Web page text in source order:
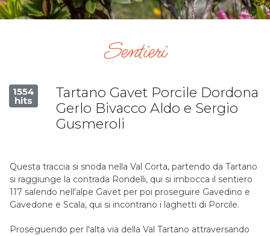
Sentieri
1554
hits
Tartano Gavet Porcile Dordona
Gerlo Bivacco Aldo e Sergio
Gusmeroli
Questa traccia si snoda nella Val Corta, partendo da Tartano
si raggiunge la contrada Rondelli, qui si imbocca il sentiero
117 salendo nell'alpe Gavet per poi proseguire Gavedino e
Gavedone e Scala, qui si incontrano i laghetti di Porcile.
Proseguendo per l'alta via della Val Tartano attraversando